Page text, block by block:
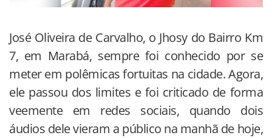
José Oliveira de Carvalho, o Jhosy do Bairro Km
7, em Marabá, sempre foi conhecido por se
meter em polêmicas fortuitas na cidade. Agora,
ele passou dos limites e foi criticado de forma
veemente em redes sociais, quando dois
áudios dele vieram a público na manhã de hoje,